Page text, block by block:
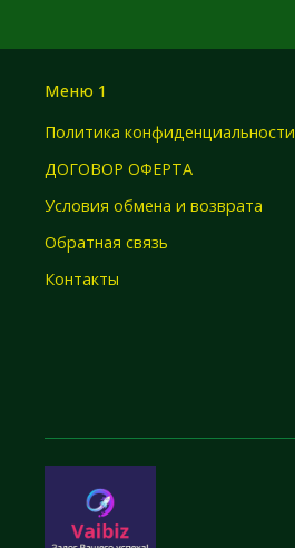
Меню 1
Политика конфиденциальности
ДОГОВОР ОФЕРТА
Условия обмена и возврата
Обратная связь
Контакты